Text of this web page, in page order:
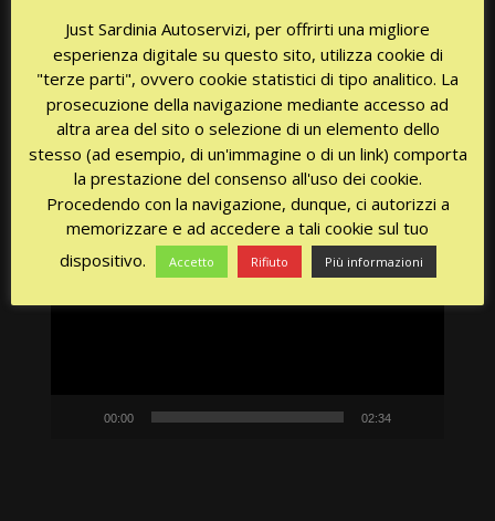
Ricerca
per:
Video
Player
00:00 02:34
Just Sardinia Autoservizi, per offrirti una migliore
esperienza digitale su questo sito, utilizza cookie di
"terze parti", ovvero cookie statistici di tipo analitico. La
prosecuzione della navigazione mediante accesso ad
altra area del sito o selezione di un elemento dello
stesso (ad esempio, di un'immagine o di un link) comporta
la prestazione del consenso all'uso dei cookie.
Procedendo con la navigazione, dunque, ci autorizzi a
memorizzare e ad accedere a tali cookie sul tuo
dispositivo.
Accetto Rifiuto Più informazioni